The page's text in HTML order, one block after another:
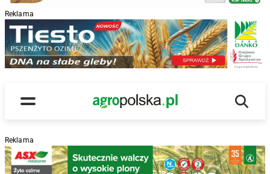
Reklama
Menu
Main Logo
Reklama